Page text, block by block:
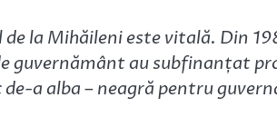
la Mihăileni este vitală. Din
guvernământ au subfinanțat
a alba – neagră pentru